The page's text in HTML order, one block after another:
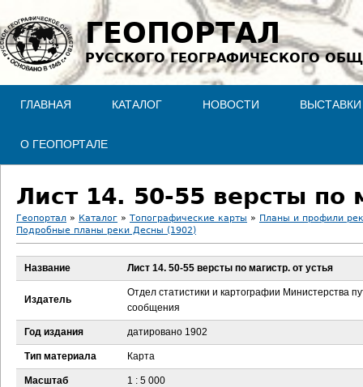
Jump to navigation
ГЕОПОРТАЛ
РУССКОГО ГЕОГРАФИЧЕСКОГО
ГЛАВНАЯ КАТАЛОГ НОВОСТИ ВЫСТАВКИ
О ГЕОПОРТАЛЕ
Лист 14. 50-55 версты по
В
ы
д
е
Геопортал » Каталог » Топографические карты » Планы и профили
Подробные планы реки Десны (1902)
Название Лист 14. 50-55 версты по магистр. от устья
Издатель
Отдел статистики и картографии Министерства
сообщения
Год издания датировано 1902
Тип материала Карта
Масштаб 1 : 5 000